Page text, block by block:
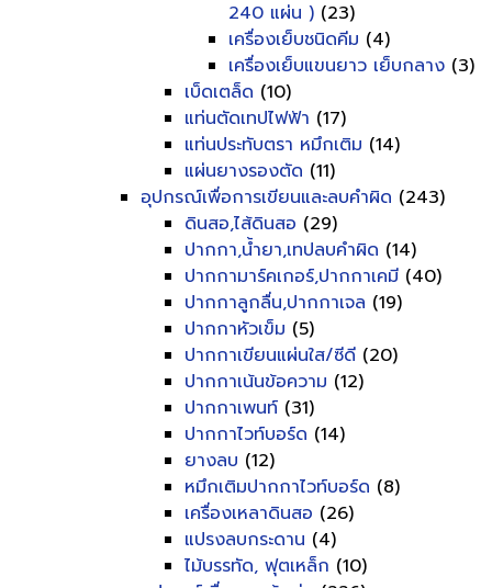
240 แผ่น ) (23)
เครื่องเย็บชนิดคีม (4)
เครื่องเย็บแขนยาว เย็บกลาง (3)
เบ็ดเตล็ด (10)
แท่นตัดเทปไฟฟ้า (17)
แท่นประทับตรา หมึกเติม (14)
แผ่นยางรองตัด (11)
อุปกรณ์เพื่อการเขียนและลบคำผิด (243)
ดินสอ,ไส้ดินสอ (29)
ปากกา,น้ำยา,เทปลบคำผิด (14)
ปากกามาร์คเกอร์,ปากกาเคมี (40)
ปากกาลูกลื่น,ปากกาเจล (19)
ปากกาหัวเข็ม (5)
ปากกาเขียนแผ่นใส/ซีดี (20)
ปากกาเน้นข้อความ (12)
ปากกาเพนท์ (31)
ปากกาไวท์บอร์ด (14)
ยางลบ (12)
หมึกเติมปากกาไวท์บอร์ด (8)
เครื่องเหลาดินสอ (26)
แปรงลบกระดาน (4)
ไม้บรรทัด, ฟุตเหล็ก (10)